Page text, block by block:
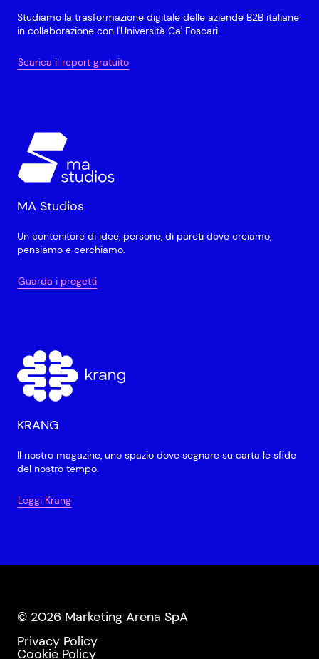
Studiamo la trasformazione digitale delle aziende B2B italiane
in collaborazione con l'Università Ca' Foscari.
Scarica il report gratuito
MA Studios
Un contenitore di idee, persone, di pareti dove creiamo,
pensiamo e cerchiamo.
Guarda i progetti
KRANG
Il nostro magazine, uno spazio dove segnare su carta le sfide
del nostro tempo.
Leggi Krang
© 2026 Marketing Arena SpA
Privacy Policy
Cookie Policy